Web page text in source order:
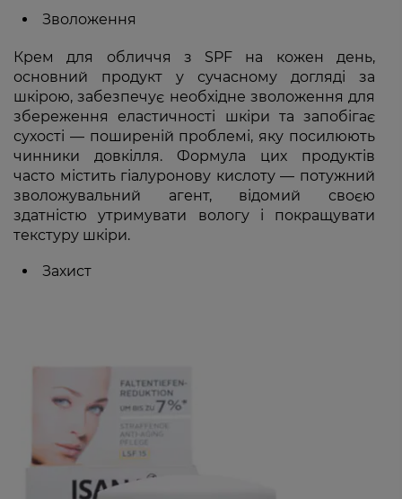
Зволоження
Крем для обличчя з SPF на кожен день,
основний продукт у сучасному догляді за
шкірою, забезпечує необхідне зволоження для
збереження еластичності шкіри та запобігає
сухості — поширеній проблемі, яку посилюють
чинники довкілля. Формула цих продуктів
часто містить гіалуронову кислоту — потужний
зволожувальний агент, відомий своєю
здатністю утримувати вологу і покращувати
текстуру шкіри.
Захист